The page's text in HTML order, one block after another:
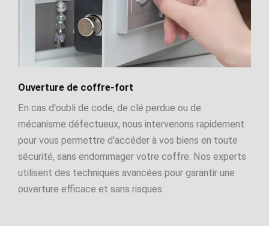
Ouverture de coffre-fort
En cas d'oubli de code, de clé perdue ou de
mécanisme défectueux, nous intervenons rapidement
pour vous permettre d'accéder à vos biens en toute
sécurité, sans endommager votre coffre. Nos experts
utilisent des techniques avancées pour garantir une
ouverture efficace et sans risques.